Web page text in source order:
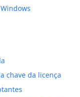
chave da licença